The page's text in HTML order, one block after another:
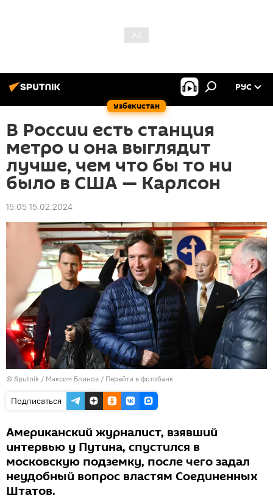
Узбекистан
РУС
В России есть станция
метро и она выглядит
лучше, чем что бы то ни
было в США — Карлсон
15:05 15.02.2024
© Sputnik / Максим Блинов / Перейти в фотобанк
Подписаться
Американский журналист, взявший
интервью у Путина, спустился в
московскую подземку, после чего задал
неудобный вопрос властям Соединенных
Штатов.